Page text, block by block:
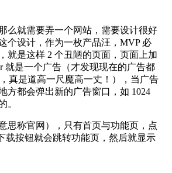
么就需要弄一个网站，需要设计很好
个设计，作为一枚产品汪，MVP 必
就是这样 2 个丑陋的页面，页面上加
就是一个广告（才发现现在的广告都
真是道高一尺魔高一丈！），当广告
方都会弹出新的广告窗口，如 1024
。
思称官网），只有首页与功能页，点
载按钮就会跳转功能页，然后就显示